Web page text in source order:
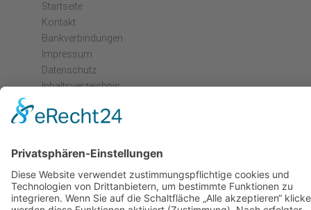
Startseite
Kontakt
Bankverbindungen
Impressum
Datenschutz
Inhaltsverzeichnis